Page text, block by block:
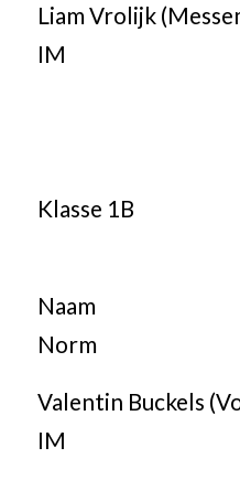
Liam Vrolijk
IM
Klasse 1B
Naam
Norm
Valentin Buckels
IM